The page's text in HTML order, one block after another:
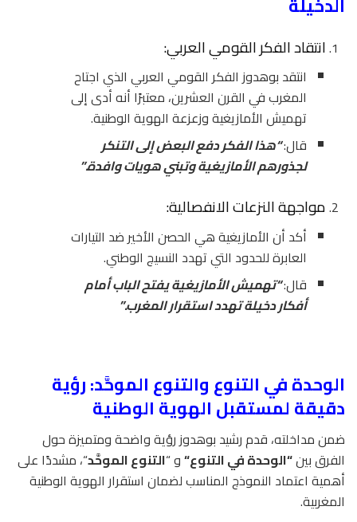
انتقاد الفكر القومي العربي:
انتقد بوهدوز الفكر القومي العربي الذي اجتاح
المغرب في القرن العشرين، معتبرًا أنه أدى إلى
تهميش الأمازيغية وزعزعة الهوية الوطنية.
قال:“هذا الفكر دفع البعض إلى التنكر
لجذورهم الأمازيغية وتبني هويات وافدة.”
مواجهة النزعات الانفصالية:
أكد أن الأمازيغية هي الحصن الأخير ضد التيارات
العابرة للحدود التي تهدد النسيج الوطني.
قال:“تهميش الأمازيغية يفتح الباب أمام
أفكار دخيلة تهدد استقرار المغرب.”
الوحدة في التنوع والتنوع الموحَّد: رؤية
دقيقة لمستقبل الهوية الوطنية
ضمن مداخلته، قدم رشيد بوهدوز رؤية واضحة ومتميزة حول
الفرق بين“الوحدة في التنوع“و “التنوع الموحَّد“، مشددًا على
أهمية اعتماد النموذج المناسب لضمان استقرار الهوية الوطنية
المغربية.